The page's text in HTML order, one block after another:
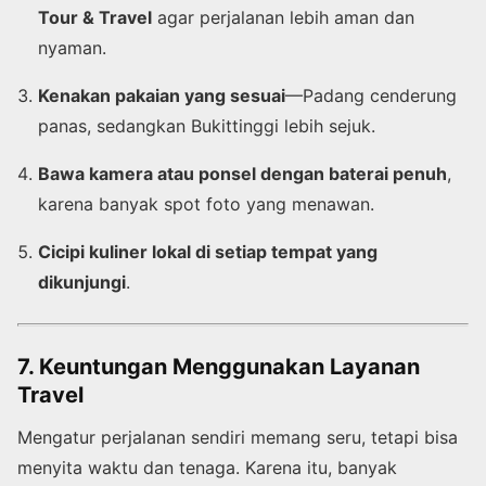
Tour & Travel agar perjalanan lebih aman dan
nyaman.
Kenakan pakaian yang sesuai—Padang cenderung
panas, sedangkan Bukittinggi lebih sejuk.
Bawa kamera atau ponsel dengan baterai penuh,
karena banyak spot foto yang menawan.
Cicipi kuliner lokal di setiap tempat yang
dikunjungi.
7. Keuntungan Menggunakan Layanan
Travel
Mengatur perjalanan sendiri memang seru, tetapi bisa
menyita waktu dan tenaga. Karena itu, banyak